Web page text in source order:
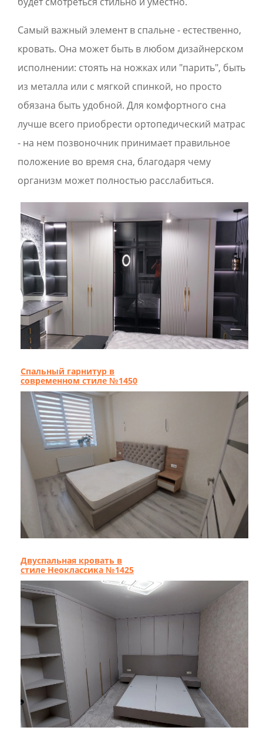
Самый важный элемент в спальне - естественно,
кровать. Она может быть в любом дизайнерском
исполнении: стоять на ножках или "парить", быть
из металла или с мягкой спинкой, но просто
обязана быть удобной. Для комфортного сна
лучше всего приобрести ортопедический матрас
- на нем позвоночник принимает правильное
положение во время сна, благодаря чему
организм может полностью расслабиться.
Спальный гарнитур в
современном стиле №1450
Двуспальная кровать в
стиле Неоклассика №1425